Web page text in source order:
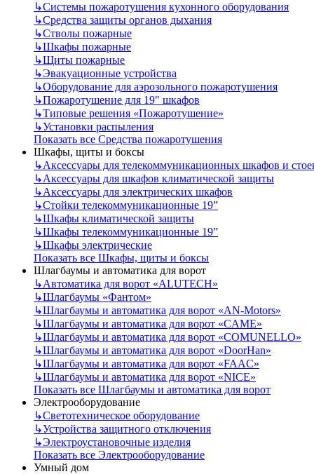
↳Системы пожаротушения кухонного оборудования
↳Средства защиты органов дыхания
↳Стволы пожарные
↳Шкафы пожарные
↳Щиты пожарные
↳Эвакуационные устройства
↳Оборудование для аэрозольного пожаротушения
↳Пожаротушение для 19" шкафов
↳Типовые решения «Пожаротушение»
↳Установки распыления
Показать все Средства пожаротушения
Шкафы, щиты и боксы
↳Аксессуары для телекоммуникационных шкафов и
↳Аксессуары для шкафов климатической защиты
↳Аксессуары для электрических шкафов
↳Стойки телекоммуникационные 19”
↳Шкафы климатической защиты
↳Шкафы телекоммуникационные 19”
↳Шкафы электрические
Показать все Шкафы, щиты и боксы
Шлагбаумы и автоматика для ворот
↳Автоматика для ворот «ALUTECH»
↳Шлагбаумы «Фантом»
↳Шлагбаумы и автоматика для ворот «AN-Motors»
↳Шлагбаумы и автоматика для ворот «CAME»
↳Шлагбаумы и автоматика для ворот «COMUNELLO»
↳Шлагбаумы и автоматика для ворот «DoorHan»
↳Шлагбаумы и автоматика для ворот «FAAC»
↳Шлагбаумы и автоматика для ворот «NICE»
Показать все Шлагбаумы и автоматика для ворот
Электрооборудование
↳Светотехническое оборудование
↳Устройства защитного отключения
↳Электроустановочные изделия
Показать все Электрооборудование
Умный дом